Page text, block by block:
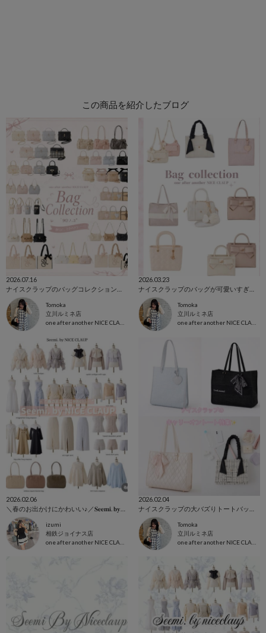
この商品を紹介したブログ
2026.07.16
Tomoka
立川ルミネ店
one after another NICE CLAUP
2026.03.23
ナイスクラップのバッグが可愛いすぎて春大優勝な予感.⋆𝜗𝜚
Tomoka
立川ルミネ店
one after another NICE CLAUP
2026.02.06
izumi
相鉄ジョイナス店
2026.02.04
Tomoka
立川ルミネ店